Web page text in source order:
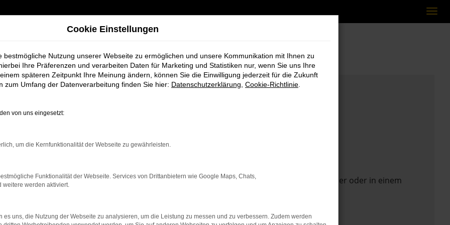
das Laden bestimmter Seiten verhindern. Funktioniert die Seite in einem anderen Browser oder in einem
zu beheben.
Cookie Einstellungen
bestmögliche Nutzung unserer Webseite zu ermöglichen und unsere Kommunikation mit Ihnen zu
Ihre Präferenzen und verarbeiten Daten für Marketing und Statistiken nur, wenn Sie uns Ihre
späteren Zeitpunkt Ihre Meinung ändern, können Sie die Einwilligung jederzeit für die Zukunft
zum Umfang der Datenverarbeitung finden Sie hier: Datenschutzerklärung Cookie-Richtlinie
von uns eingesetzt:
um die Kernfunktionalität der Webseite zu gewährleisten.
Funktionalität der Webseite. Services von Drittanbietern wie Google Maps, Chats,
weitere werden aktiviert.
es uns, die Nutzung der Webseite zu analysieren, um die Leistung zu messen und zu verbessern. Zudem werden